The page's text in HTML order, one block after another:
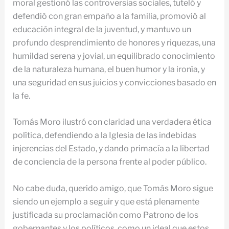
moral gestionó las controversias sociales, tuteló y
defendió con gran empaño a la familia, promovió al
educación integral de la juventud, y mantuvo un
profundo desprendimiento de honores y riquezas, una
humildad serena y jovial, un equilibrado conocimiento
de la naturaleza humana, el buen humor y la ironía, y
una seguridad en sus juicios y convicciones basado en
la fe.
Tomás Moro ilustró con claridad una verdadera ética
política, defendiendo a la Iglesia de las indebidas
injerencias del Estado, y dando primacía a la libertad
de conciencia de la persona frente al poder público.
No cabe duda, querido amigo, que Tomás Moro sigue
siendo un ejemplo a seguir y que está plenamente
justificada su proclamación como Patrono de los